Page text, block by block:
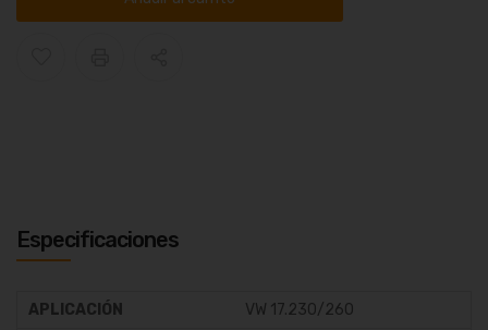
Especificaciones
APLICACIÓN
VW 17.230/260